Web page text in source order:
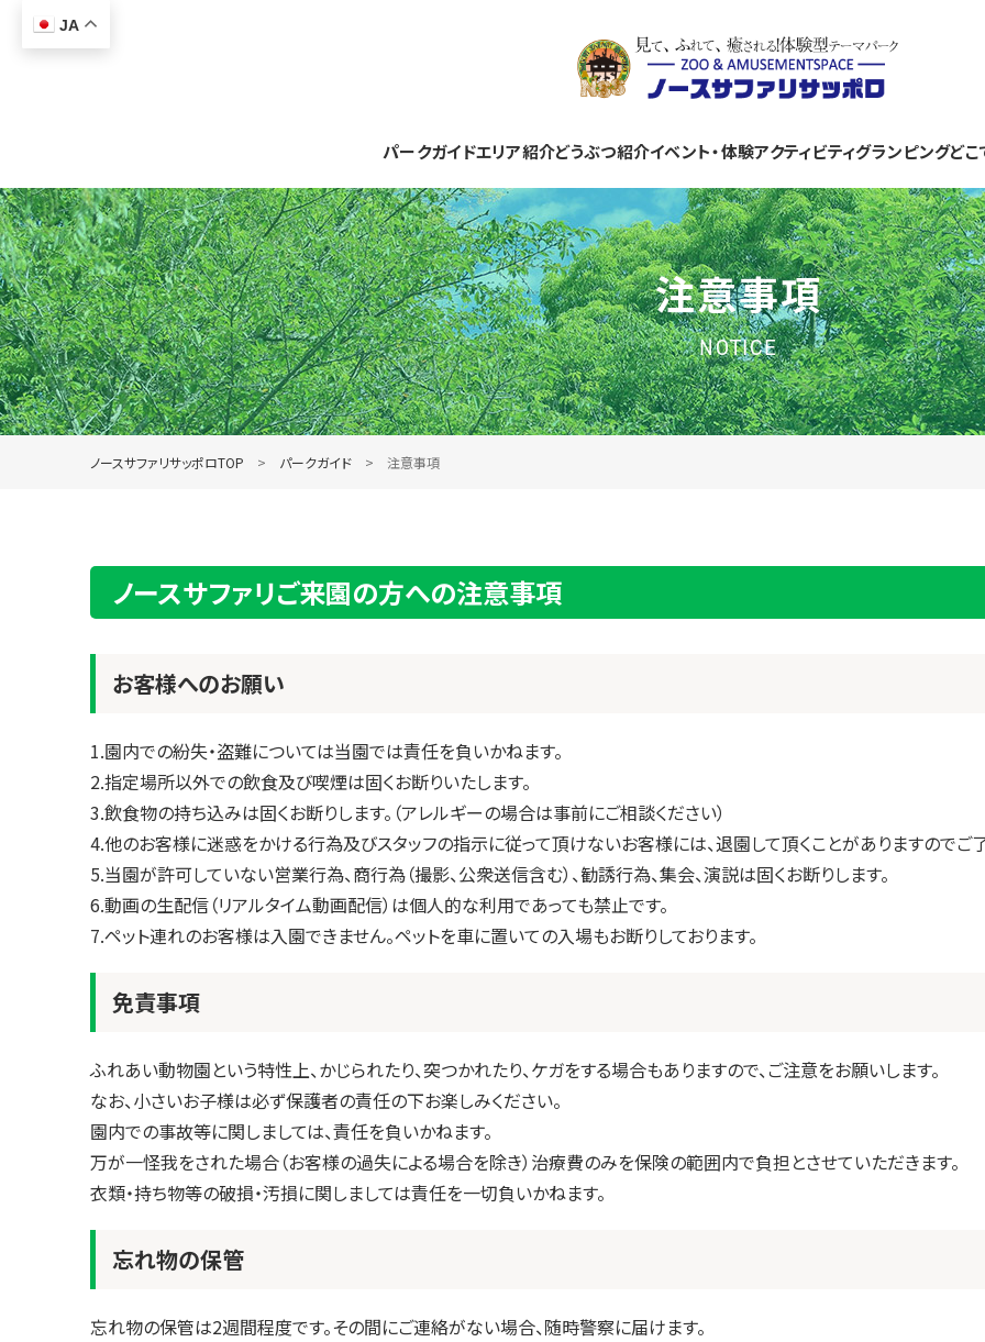
JA
パークガイドエリア紹介どうぶつ紹介イベント・体験アクティビティグランピングど
注意事項
NOTICE
ノースサファリサッポロTOP パークガイド 注意事項
ノースサファリご来園の方への注意事項
お客様へのお願い
1.園内での紛失・盗難については当園では責任を負いかねます。
2.指定場所以外での飲食及び喫煙は固くお断りいたします。
3.飲食物の持ち込みは固くお断りします。（アレルギーの場合は事前にご相談ください）
4.他のお客様に迷惑をかける行為及びスタッフの指示に従って頂けないお客様には、退園して頂くことがありますのでご
5.当園が許可していない営業行為、商行為（撮影、公衆送信含む）、勧誘行為、集会、演説は固くお断りします。
6.動画の生配信（リアルタイム動画配信）は個人的な利用であっても禁止です。
7.ペット連れのお客様は入園できません。ペットを車に置いての入場もお断りしております。
免責事項
ふれあい動物園という特性上、かじられたり、突つかれたり、ケガをする場合もありますので、ご注意をお願いします。
なお、小さいお子様は必ず保護者の責任の下お楽しみください。
園内での事故等に関しましては、責任を負いかねます。
万が一怪我をされた場合（お客様の過失による場合を除き）治療費のみを保険の範囲内で負担とさせていただきます。
衣類・持ち物等の破損・汚損に関しましては責任を一切負いかねます。
忘れ物の保管
忘れ物の保管は2週間程度です。その間にご連絡がない場合、随時警察に届けます。